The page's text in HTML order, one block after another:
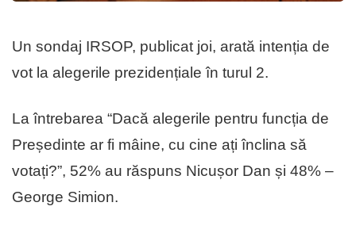
Un sondaj IRSOP, publicat joi, arată intenția de
vot la alegerile prezidențiale în turul 2.
La întrebarea “Dacă alegerile pentru funcția de
Președinte ar fi mâine, cu cine ați înclina să
votați?”, 52% au răspuns Nicușor Dan și 48% –
George Simion.